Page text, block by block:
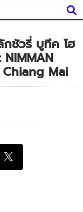
กชัวรี่ บูทีค โฮ
Mai